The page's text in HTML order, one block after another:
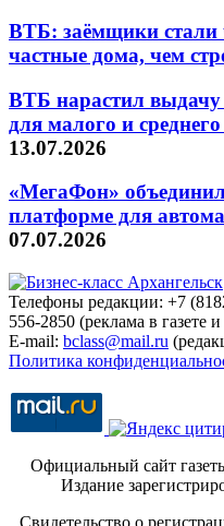
ВТБ: заёмщики стали
частные дома, чем
ВТБ нарастил
для малого и
13.07.2026
«МегаФон»
платформе для
07.07.2026
Телефоны редакции: +7
556-2850 (реклама в газете
E-mail: bclass@mail.ru
Политика
Официальный сайт
Издание
Свидетельство о